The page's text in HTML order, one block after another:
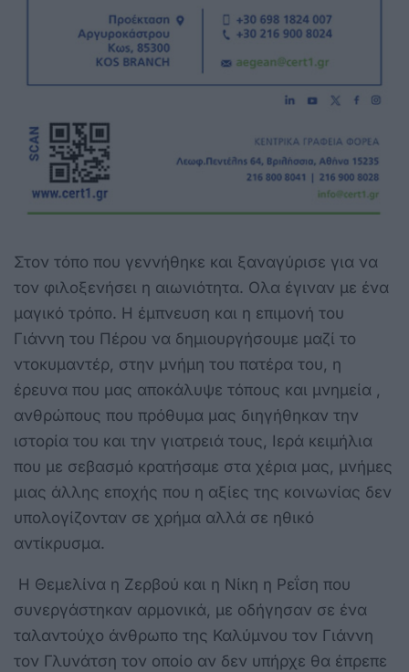
Στον τόπο που γεννήθηκε και ξαναγύρισε για να
τον φιλοξενήσει η αιωνιότητα. Ολα έγιναν με ένα
μαγικό τρόπο. Η έμπνευση και η επιμονή του
Γιάννη του Πέρου να δημιουργήσουμε μαζί το
ντοκυμαντέρ, στην μνήμη του πατέρα του, η
έρευνα που μας αποκάλυψε τόπους και μνημεία ,
ανθρώπους που πρόθυμα μας διηγήθηκαν την
ιστορία του και την γιατρειά τους, Ιερά κειμήλια
που με σεβασμό κρατήσαμε στα χέρια μας, μνήμες
μιας άλλης εποχής που η αξίες της κοινωνίας δεν
υπολογίζονταν σε χρήμα αλλά σε ηθικό
αντίκρυσμα.
Η Θεμελίνα η Ζερβού και η Νίκη η Ρεΐση που
συνεργάστηκαν αρμονικά, με οδήγησαν σε ένα
ταλαντούχο άνθρωπο της Καλύμνου τον Γιάννη
τον Γλυνάτση τον οποίο αν δεν υπήρχε θα έπρεπε